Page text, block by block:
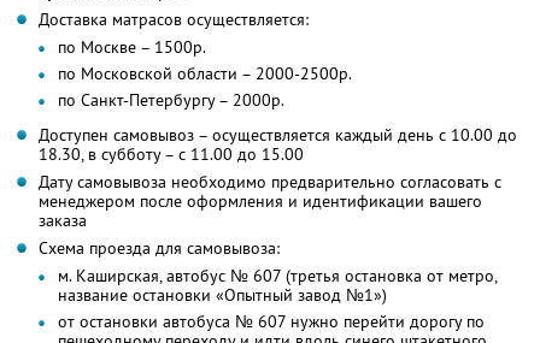
Доставка матрасов осуществляется:
по Москве – 1500р.
по Московской области – 2000-2500р.
по Санкт-Петербургу – 2000р.
Доступен самовывоз – осуществляется каждый день с 10.00 до
18.30, в субботу – с 11.00 до 15.00
Дату самовывоза необходимо предварительно согласовать с
менеджером после оформления и идентификации вашего
заказа
Схема проезда для самовывоза:
м. Каширская, автобус № 607 (третья остановка от метро,
название остановки «Опытный завод №1»)
от остановки автобуса № 607 нужно перейти дорогу по